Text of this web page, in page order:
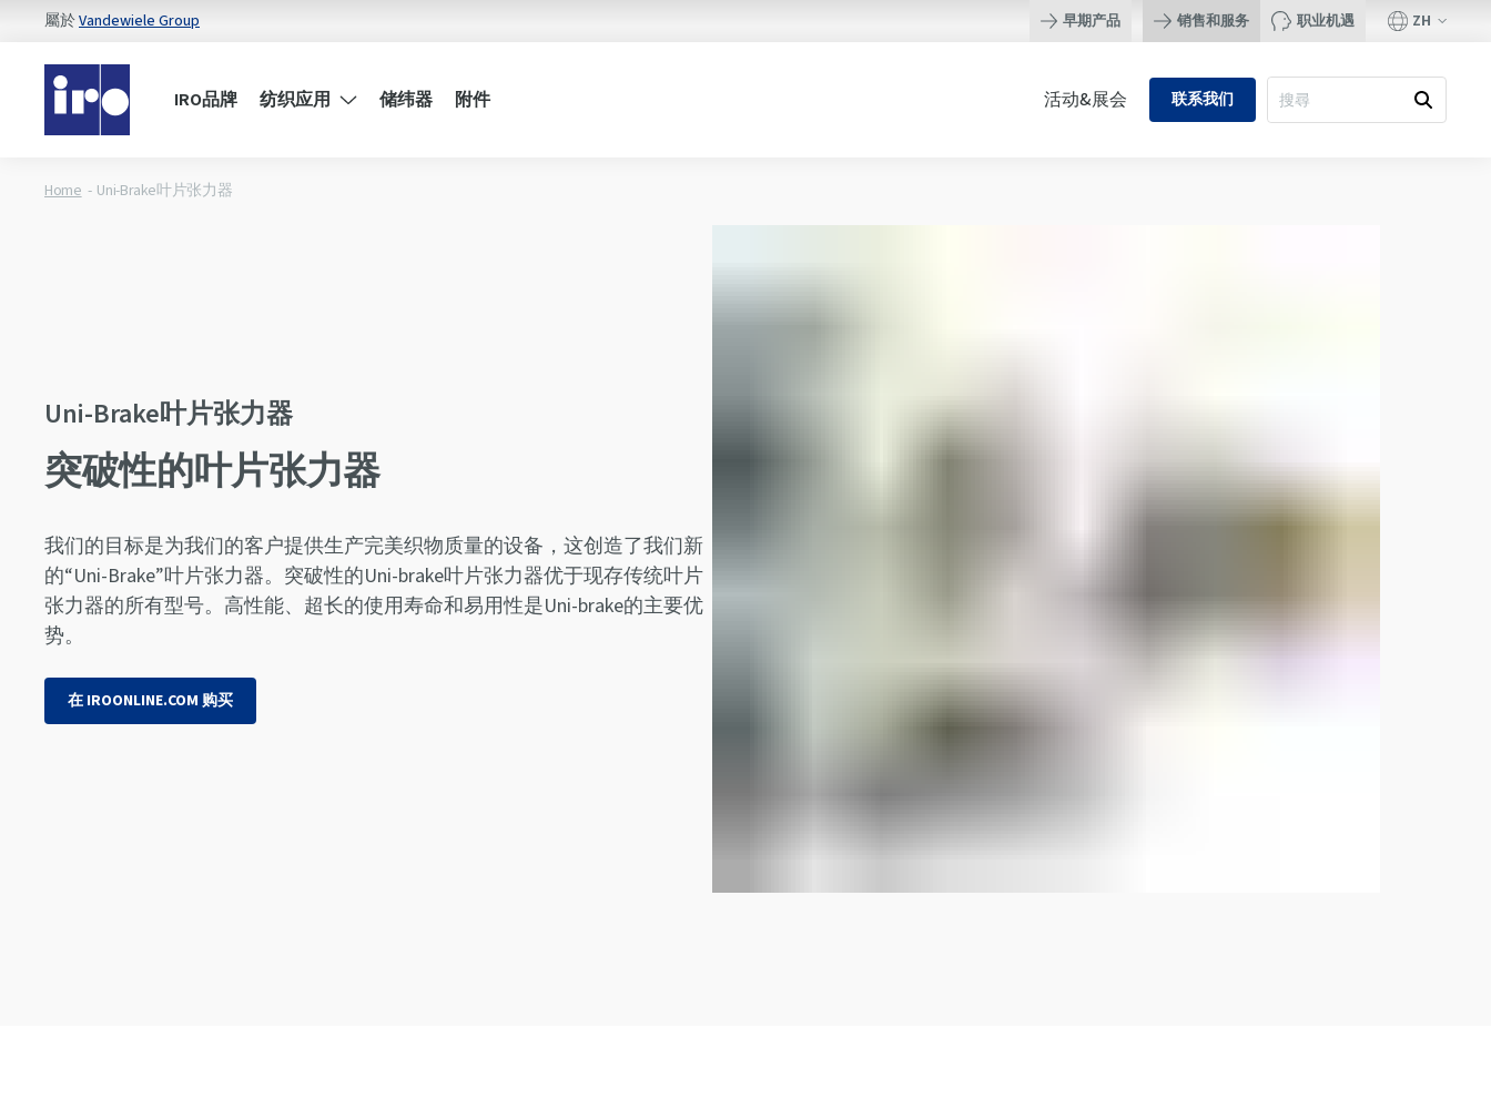
屬於Vandewiele Group 早期产品 销售和服务 职业机遇 ZH
IRO品牌 纺织应用 储纬器 附件 活动&展会 联系我们
Home Uni-Brake叶片张力器
Uni-Brake叶片张力器
突破性的叶片张力器
我们的目标是为我们的客户提供生产完美织物质量的设备，这创造了我们新
的“Uni-Brake”叶片张力器。突破性的Uni-brake叶片张力器优于现存传统叶片
张力器的所有型号。高性能、超长的使用寿命和易用性是Uni-brake的主要优
势。
在 IROONLINE.COM 购买